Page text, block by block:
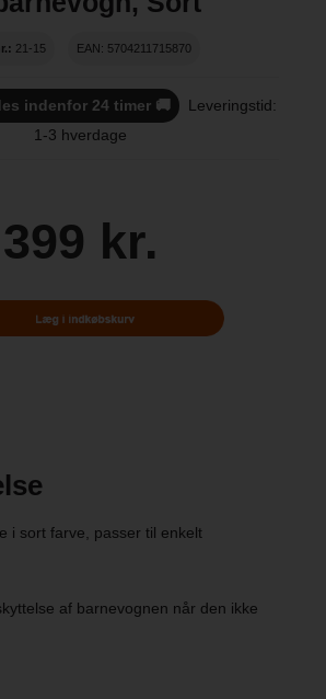
21-15 EAN: 5704211715870
indenfor 24 timer 🚚
Leveringstid:
1-3 hverdage
399 kr.
i sort farve, passer til enkelt
af barnevognen når den ikke